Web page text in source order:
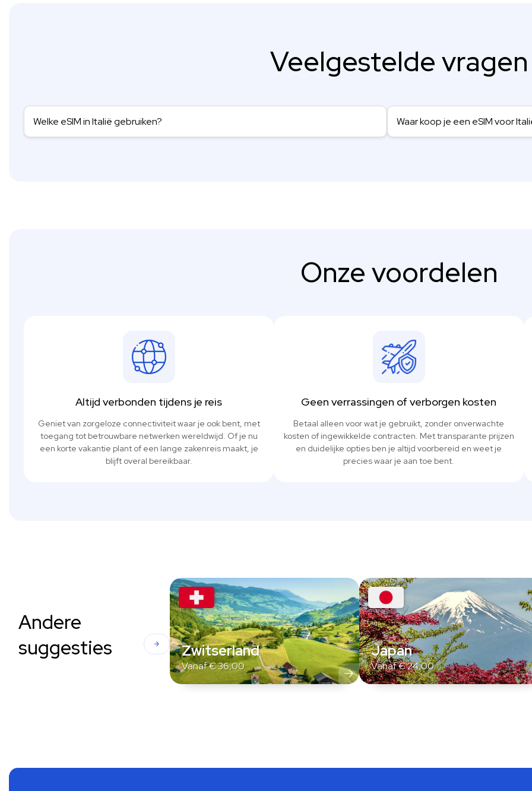
Veelgestelde vragen
Welke eSIM in Italië gebruiken? Waar koop je een eSIM voor
Onze voordelen
Altijd verbonden tijdens je reis
Geniet van zorgeloze connectiviteit waar je ook bent, met
toegang tot betrouwbare netwerken wereldwijd. Of je nu
een korte vakantie plant of een lange zakenreis maakt, je
blijft overal bereikbaar.
Geen verrassingen of verborgen kosten
Betaal alleen voor wat je gebruikt, zonder onverwachte
kosten of ingewikkelde contracten. Met transparante prijzen
en duidelijke opties ben je altijd voorbereid en weet je
precies waar je aan toe bent.
Andere
suggesties
Zwitserland
Vanaf€36,00
Japan
Vanaf€24,00